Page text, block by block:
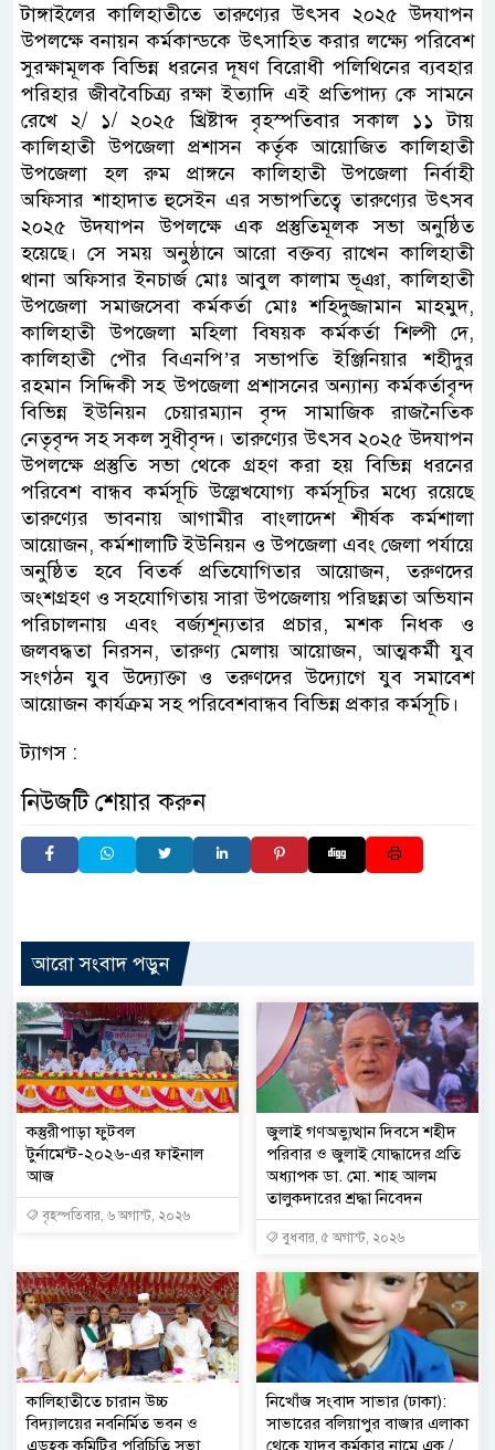
টাঙ্গাইলের কালিহাতীতে তারুণ্যের উৎসব ২০২৫ উদযাপন
উপলক্ষে বনায়ন কর্মকান্ডকে উৎসাহিত করার লক্ষ্যে পরিবেশ
সুরক্ষামূলক বিভিন্ন ধরনের দূষণ বিরোধী পলিথিনের ব্যবহার
পরিহার জীববৈচিত্র্য রক্ষা ইত্যাদি এই প্রতিপাদ্য কে সামনে
রেখে ২/ ১/ ২০২৫ খ্রিষ্টাব্দ বৃহস্পতিবার সকাল ১১ টায়
কালিহাতী উপজেলা প্রশাসন কর্তৃক আয়োজিত কালিহাতী
উপজেলা হল রুম প্রাঙ্গনে কালিহাতী উপজেলা নির্বাহী
অফিসার শাহাদাত হুসেইন এর সভাপতিত্বে তারুণ্যের উৎসব
২০২৫ উদযাপন উপলক্ষে এক প্রস্তুতিমূলক সভা অনুষ্ঠিত
হয়েছে। সে সময় অনুষ্ঠানে আরো বক্তব্য রাখেন কালিহাতী
থানা অফিসার ইনচার্জ মোঃ আবুল কালাম ভূঞা, কালিহাতী
উপজেলা সমাজসেবা কর্মকর্তা মোঃ শহিদুজ্জামান মাহমুদ,
কালিহাতী উপজেলা মহিলা বিষয়ক কর্মকর্তা শিল্পী দে,
কালিহাতী পৌর বিএনপি’র সভাপতি ইঞ্জিনিয়ার শহীদুর
রহমান সিদ্দিকী সহ উপজেলা প্রশাসনের অন্যান্য কর্মকর্তাবৃন্দ
বিভিন্ন ইউনিয়ন চেয়ারম্যান বৃন্দ সামাজিক রাজনৈতিক
নেতৃবৃন্দ সহ সকল সুধীবৃন্দ। তারুণ্যের উৎসব ২০২৫ উদযাপন
উপলক্ষে প্রস্তুতি সভা থেকে গ্রহণ করা হয় বিভিন্ন ধরনের
পরিবেশ বান্ধব কর্মসূচি উল্লেখযোগ্য কর্মসূচির মধ্যে রয়েছে
তারুণ্যের ভাবনায় আগামীর বাংলাদেশ শীর্ষক কর্মশালা
আয়োজন, কর্মশালাটি ইউনিয়ন ও উপজেলা এবং জেলা পর্যায়ে
অনুষ্ঠিত হবে বিতর্ক প্রতিযোগিতার আয়োজন, তরুণদের
অংশগ্রহণ ও সহযোগিতায় সারা উপজেলায় পরিছন্নতা অভিযান
পরিচালনায় এবং বর্জ্যশূন্যতার প্রচার, মশক নিধক ও
জলবদ্ধতা নিরসন, তারুণ্য মেলায় আয়োজন, আত্মকর্মী যুব
সংগঠন যুব উদ্যোক্তা ও তরুণদের উদ্যোগে যুব সমাবেশ
আয়োজন কার্যক্রম সহ পরিবেশবান্ধব বিভিন্ন প্রকার কর্মসূচি।
ট্যাগস :
নিউজটি শেয়ার করুন
আরো সংবাদ পড়ুন
কস্তুরীপাড়া ফুটবল
টুর্নামেন্ট-২০২৬-এর ফাইনাল
আজ
বৃহস্পতিবার, ৬ অগাস্ট, ২০২৬
জুলাই গণঅভ্যুত্থান দিবসে শহীদ
পরিবার ও জুলাই যোদ্ধাদের প্রতি
অধ্যাপক ডা. মো. শাহ আলম
তালুকদারের শ্রদ্ধা নিবেদন
বুধবার, ৫ অগাস্ট, ২০২৬
কালিহাতীতে চারান উচ্চ
বিদ্যালয়ের নবনির্মিত ভবন ও
এডহক কমিটির পরিচিতি সভা
নিখোঁজ সংবাদ সাভার (ঢাকা):
সাভারের বলিয়াপুর বাজার এলাকা
থেকে যাদব কর্মকার নামে এক /